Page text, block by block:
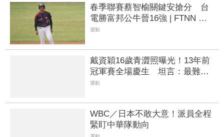
春季聯賽蔡智榆關鍵安搶分 台
電勝富邦公牛晉16強 | FTNN 新
聞網
運動
戴資穎16歲青澀照曝光！13年前
冠軍賽全場慶生 坦言：最難忘
比賽
運動
WBC／日本不敢大意！派員全程
緊盯中華隊動向